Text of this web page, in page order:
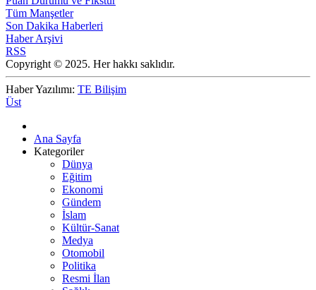
Tüm Manşetler
Son Dakika Haberleri
Haber Arşivi
RSS
Copyright © 2025. Her hakkı saklıdır.
Haber Yazılımı: TE Bilişim
Üst
Ana Sayfa
Kategoriler
Dünya
Eğitim
Ekonomi
Gündem
İslam
Kültür-Sanat
Medya
Otomobil
Politika
Resmi İlan